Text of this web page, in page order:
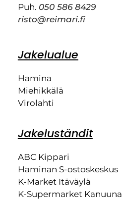
Puh. 050 586 8429
risto@reimari.fi
Jakelualue
Hamina
Miehikkälä
Virolahti
Jakeluständit
ABC Kippari
Haminan S-ostoskeskus
K-Market Itäväylä
K-Supermarket Kanuuna